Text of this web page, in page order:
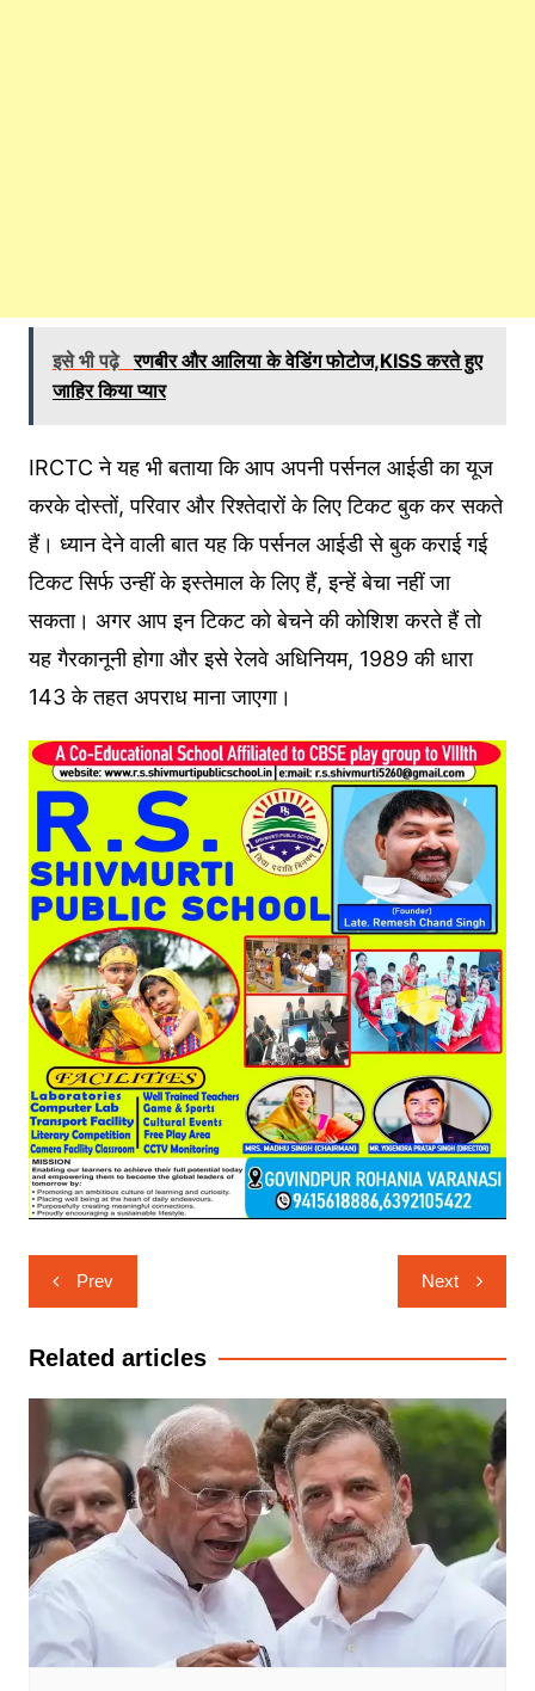
इसे भी पढ़े रणबीर और आलिया के वेडिंग फोटोज,KISS करते हुए
जाहिर किया प्यार
IRCTC ने यह भी बताया कि आप अपनी पर्सनल आईडी का यूज
करके दोस्तों, परिवार और रिश्तेदारों के लिए टिकट बुक कर सकते
हैं। ध्यान देने वाली बात यह क‍ि पर्सनल आईडी से बुक कराई गई
टिकट सिर्फ उन्हीं के इस्तेमाल के लिए हैं, इन्हें बेचा नहीं जा
सकता। अगर आप इन टिकट को बेचने की कोशिश करते हैं तो
यह गैरकानूनी होगा और इसे रेलवे अधिनियम, 1989 की धारा
143 के तहत अपराध माना जाएगा।
Post
navigation
Prev Next
Related articles